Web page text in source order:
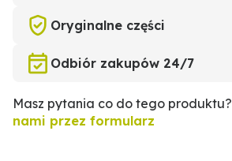
Oryginalne części
Odbiór zakupów 24/7
Masz pytania co do tego produktu?
nami przez formularz